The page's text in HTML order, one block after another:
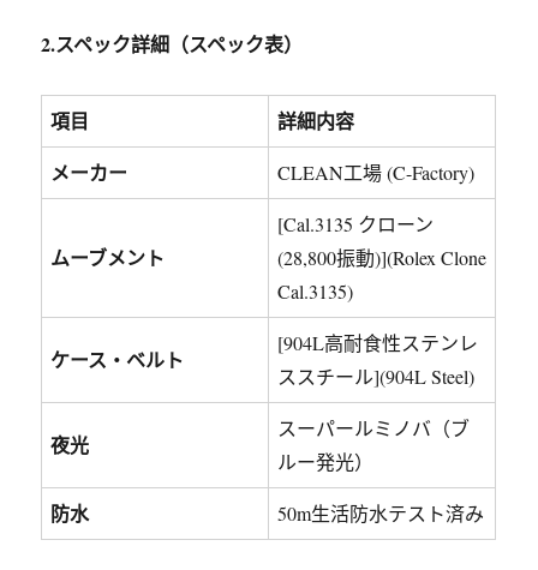
2.スペック詳細（スペック表）
項目
詳細内容
メーカー
CLEAN工場 (C-Factory)
ムーブメント
[Cal.3135 クローン
(28,800振動)](Rolex Clone
Cal.3135)
ケース・ベルト
[904L高耐食性ステンレ
ススチール](904L Steel)
夜光
スーパールミノバ（ブ
ルー発光）
防水 50m生活防水テスト済み